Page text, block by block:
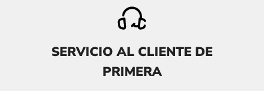
SERVICIO AL CLIENTE DE
PRIMERA